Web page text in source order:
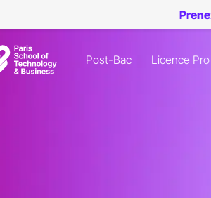
Post-Bac Licence Pro